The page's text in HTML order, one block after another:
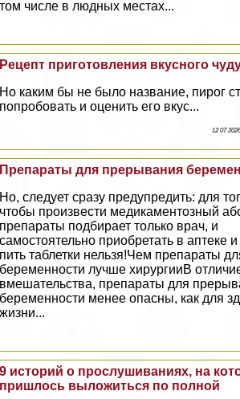
том числе в людных местах...
Рецепт приготовления вкусного
Но каким бы не было название, пирог
попробовать и оценить его вкус...
12 07
Препараты для прерывания
Но, следует сразу предупредить: для
чтобы произвести медикаментозный
препараты подбирает только врач, и
самостоятельно приобретать в аптеке и
пить таблетки нельзя!Чем препараты
беременности лучше хирургииВ
вмешательства, препараты для
беременности менее опасны, как для
жизни...
9 историй о прослушиваниях, на
пришлось выложиться по полной